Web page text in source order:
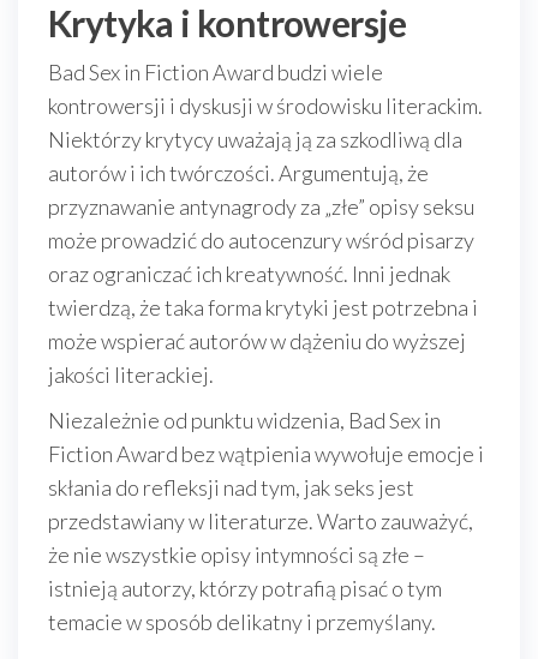
Krytyka i kontrowersje
Bad Sex in Fiction Award budzi wiele
kontrowersji i dyskusji w środowisku literackim.
Niektórzy krytycy uważają ją za szkodliwą dla
autorów i ich twórczości. Argumentują, że
przyznawanie antynagrody za „złe” opisy seksu
może prowadzić do autocenzury wśród pisarzy
oraz ograniczać ich kreatywność. Inni jednak
twierdzą, że taka forma krytyki jest potrzebna i
może wspierać autorów w dążeniu do wyższej
jakości literackiej.
Niezależnie od punktu widzenia, Bad Sex in
Fiction Award bez wątpienia wywołuje emocje i
skłania do refleksji nad tym, jak seks jest
przedstawiany w literaturze. Warto zauważyć,
że nie wszystkie opisy intymności są złe –
istnieją autorzy, którzy potrafią pisać o tym
temacie w sposób delikatny i przemyślany.